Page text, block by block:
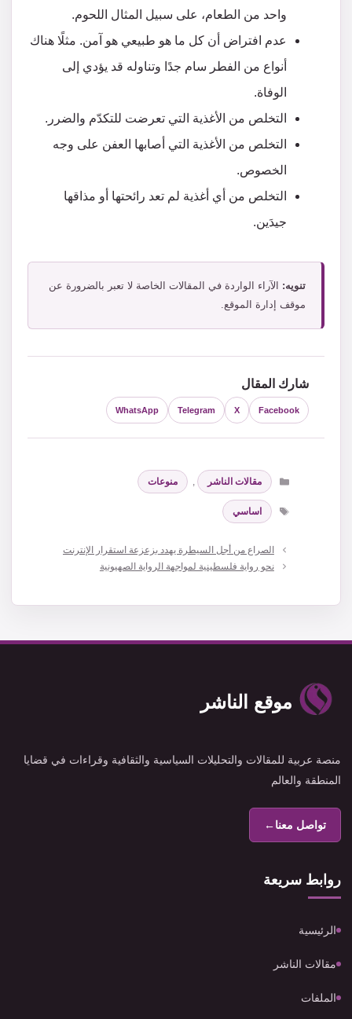
واحد من الطعام، على سبيل المثال اللحوم.
عدم افتراض أن كل ما هو طبيعي هو آمن. مثلًا هناك
أنواع من الفطر سام جدًا وتناوله قد يؤدي إلى
الوفاة.
التخلص من الأغذية التي تعرضت للتكدّم والضرر.
التخلص من الأغذية التي أصابها العفن على وجه
الخصوص.
التخلص من أي أغذية لم تعد رائحتها أو مذاقها
جيدَين.
تنويه: الآراء الواردة في المقالات الخاصة لا تعبر بالضرورة عن
موقف إدارة الموقع.
شارك المقال
Facebook
X
Telegram
WhatsApp
التصنيفات
مقالات الناشر ,
منوعات
الوسوم
اساسي
الصراع من أجل السيطرة يهدد بزعزعة استقرار الإنترنت
نحو رواية فلسطينية لمواجهة الرواية الصهيونية
موقع الناشر
منصة عربية للمقالات والتحليلات السياسية والثقافية وقراءات في قضايا
المنطقة والعالم
تواصل معنا←
روابط سريعة
الرئيسية
مقالات الناشر
الملفات